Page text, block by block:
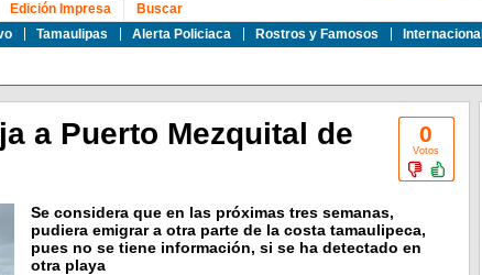
Tamaulipas Alerta Policiaca Rostros y Famosos Internacional
Edición Impresa Buscar
0
Votos
a Puerto Mezquital de
Se considera que en las próximas tres semanas,
pudiera emigrar a otra parte de la costa tamaulipeca,
pues no se tiene información, si se ha detectado en
otra playa